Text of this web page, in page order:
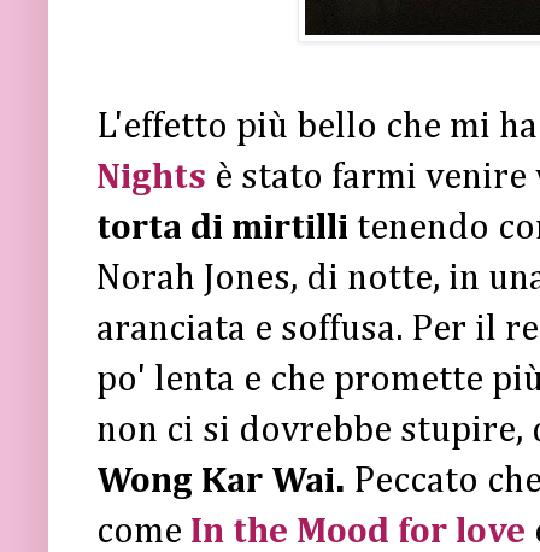
L'effetto più bello che mi
Nights è stato farmi
torta di mirtilli tenendo
Norah Jones, di notte, in
aranciata e soffusa. Per il
po' lenta e che promette
non ci si dovrebbe stupire,
Wong Kar Wai. Peccato
come In the Mood for love